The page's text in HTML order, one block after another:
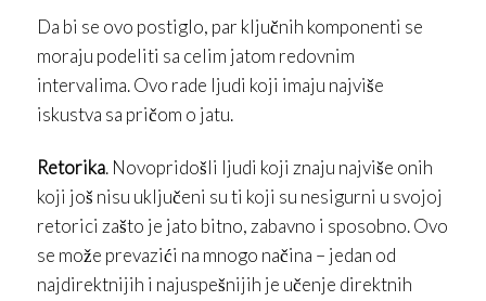
Da bi se ovo postiglo, par ključnih komponenti se
moraju podeliti sa celim jatom redovnim
intervalima. Ovo rade ljudi koji imaju najviše
iskustva sa pričom o jatu.
Retorika. Novopridošli ljudi koji znaju najviše onih
koji još nisu uključeni su ti koji su nesigurni u svojoj
retorici zašto je jato bitno, zabavno i sposobno. Ovo
se može prevazići na mnogo načina – jedan od
najdirektnijih i najuspešnijih je učenje direktnih